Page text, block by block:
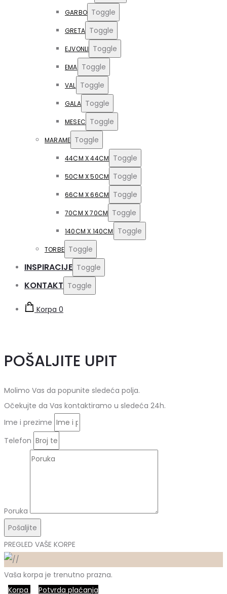
GARBO Toggle
GRETA Toggle
EJVONLI Toggle
EMA Toggle
VAL Toggle
GALA Toggle
MESEC Toggle
MARAME Toggle
44CM X 44CM Toggle
50CM X 50CM Toggle
66CM X 66CM Toggle
70CM X 70CM Toggle
140CM X 140CM Toggle
TORBE Toggle
INSPIRACIJE Toggle
KONTAKT Toggle
Korpa 0
POŠALJITE UPIT
Molimo Vas da popunite sledeća polja.
Očekujte da Vas kontaktiramo u sledeća 24h.
Ime i prezime
Telefon
Poruka
Pošaljite
PREGLED VAŠE KORPE
Vaša korpa je trenutno prazna.
Korpa
Potvrda plaćanja